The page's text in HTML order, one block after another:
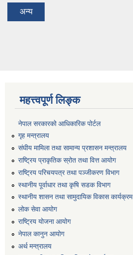
अन्य
महत्त्वपूर्ण लिङ्क
नेपाल सरकारको आधिकारिक पोर्टल
गृह मन्त्रालय
संघीय मामिला तथा सामान्य प्रशासन मन्त्रालय
राष्ट्रिय प्राकृतिक स्रोत तथा वित्त आयोग
राष्ट्रिय परिचयपत्र तथा पञ्जीकरण विभाग
स्थानीय पूर्वाधार तथा कृषि सडक विभाग
स्थानीय शासन तथा सामुदायिक विकास कार्यक्रम
लोक सेवा आयोग
राष्ट्रिय योजना आयोग
नेपाल कानुन आयोग
अर्थ मन्त्रालय